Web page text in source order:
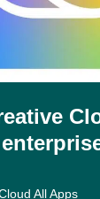
All Apps